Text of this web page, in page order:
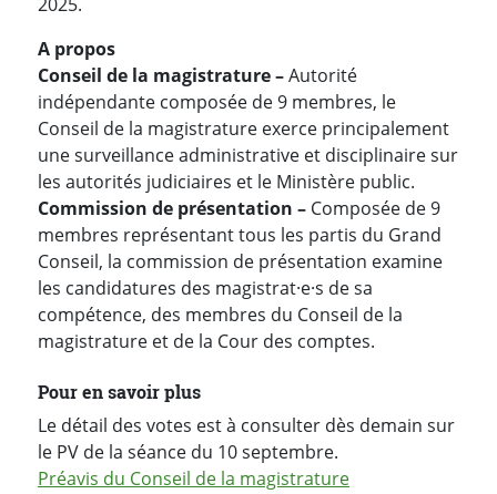
A propos
Conseil de la magistrature –Autorité
indépendante composée de 9 membres, le
Conseil de la magistrature exerce principalement
une surveillance administrative et disciplinaire sur
les autorités judiciaires et le Ministère public.
Commission de présentation – Composée de 9
membres représentant tous les partis du Grand
Conseil, la commission de présentation examine
les candidatures des magistrat·e·s de sa
compétence, des membres du Conseil de la
magistrature et de la Cour des comptes.
Pour en savoir plus
Le détail des votes est à consulter dès demain sur
le PV de la séance du 10 septembre.
Préavis du Conseil de la magistrature